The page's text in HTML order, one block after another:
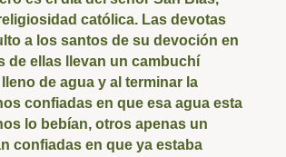
católica. Las devotas
a los santos de su devoción en
de ellas llevan un cambuchí
de agua y al terminar la
confiadas en que esa agua esta
lo bebían, otros apenas un
confiadas en que ya estaba